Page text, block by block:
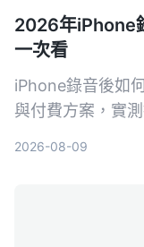
2026年iPhone
一次看
iPhone錄音後如
與付費方案，實
2026-08-09